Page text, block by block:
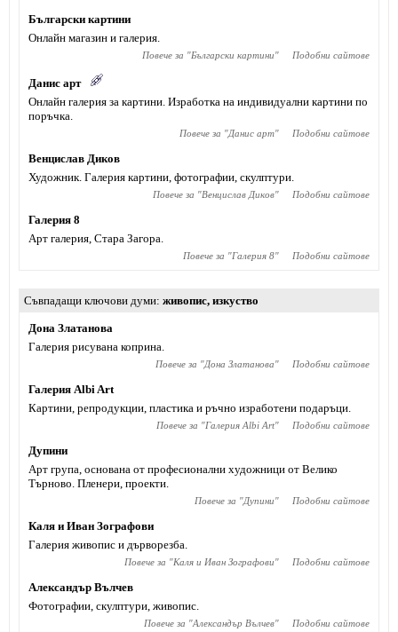
Български картини
Онлайн магазин и галерия.
Повече за "Български картини" Подобни сайтове
Данис арт
Онлайн галерия за картини. Изработка на индивидуални картини по
поръчка.
Повече за "Данис арт" Подобни сайтове
Венцислав Диков
Художник. Галерия картини, фотографии, скулптури.
Повече за "Венцислав Диков" Подобни сайтове
Галерия 8
Арт галерия, Стара Загора.
Повече за "Галерия 8" Подобни сайтове
Съвпадащи ключови думи живопис, изкуство
Дона Златанова
Галерия рисувана коприна.
Повече за "Дона Златанова" Подобни сайтове
Галерия Albi Art
Картини, репродукции, пластика и ръчно изработени подаръци.
Повече за "Галерия Albi Art" Подобни сайтове
Дупини
Арт група, основана от професионални художници от Велико
Търново. Пленери, проекти.
Повече за "Дупини" Подобни сайтове
Каля и Иван Зографови
Галерия живопис и дърворезба.
Повече за "Каля и Иван Зографови" Подобни сайтове
Александър Вълчев
Фотографии, скулптури, живопис.
Повече за "Александър Вълчев" Подобни сайтове